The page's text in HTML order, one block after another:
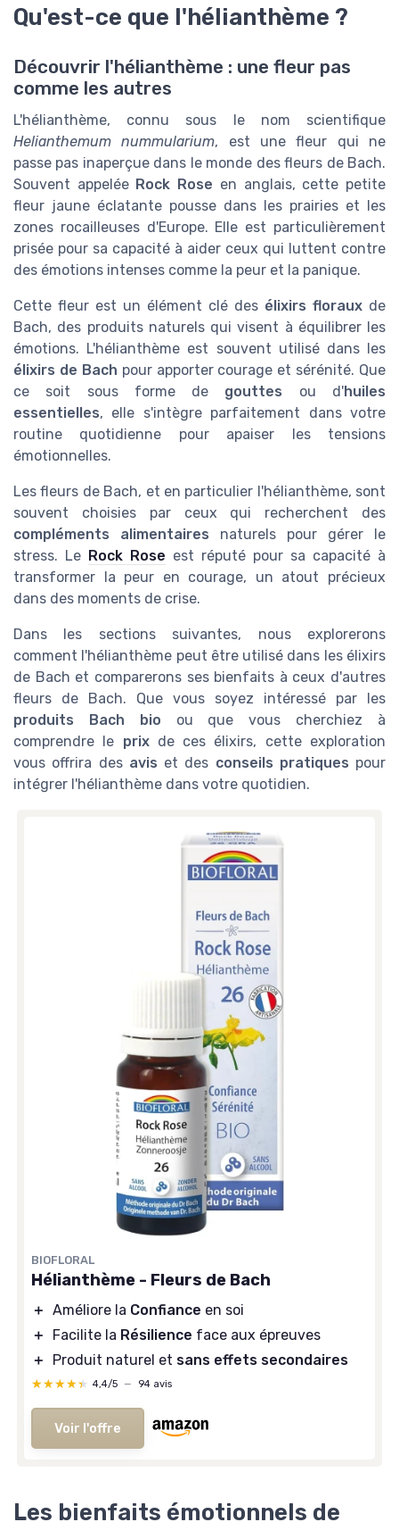
Qu'est-ce que l'hélianthème ?
Découvrir l'hélianthème : une fleur pas
comme les autres
L'hélianthème, connu sous le nom scientifique
Helianthemum nummularium, est une fleur qui ne
passe pas inaperçue dans le monde des fleurs de Bach.
Souvent appelée Rock Rose en anglais, cette petite
fleur jaune éclatante pousse dans les prairies et les
zones rocailleuses d'Europe. Elle est particulièrement
prisée pour sa capacité à aider ceux qui luttent contre
des émotions intenses comme la peur et la panique.
Cette fleur est un élément clé des élixirs floraux de
Bach, des produits naturels qui visent à équilibrer les
émotions. L'hélianthème est souvent utilisé dans les
élixirs de Bach pour apporter courage et sérénité. Que
ce soit sous forme de gouttes ou d'huiles
essentielles, elle s'intègre parfaitement dans votre
routine quotidienne pour apaiser les tensions
émotionnelles.
Les fleurs de Bach, et en particulier l'hélianthème, sont
souvent choisies par ceux qui recherchent des
compléments alimentaires naturels pour gérer le
stress. Le Rock Rose est réputé pour sa capacité à
transformer la peur en courage, un atout précieux
dans des moments de crise.
Dans les sections suivantes, nous explorerons
comment l'hélianthème peut être utilisé dans les élixirs
de Bach et comparerons ses bienfaits à ceux d'autres
fleurs de Bach. Que vous soyez intéressé par les
produits Bach bio ou que vous cherchiez à
comprendre le prixde ces élixirs, cette exploration
vous offrira des avis et des conseils pratiques pour
intégrer l'hélianthème dans votre quotidien.
BIOFLORAL
Hélianthème - Fleurs de Bach
＋ Améliore la Confiance en soi
＋
Facilite la Résilience face aux épreuves
＋
Produit naturel et sans effets secondaires
★★★★★
★★★★★ 4,4/5 — 94 avis
Voir l'offre
Les bienfaits émotionnels de